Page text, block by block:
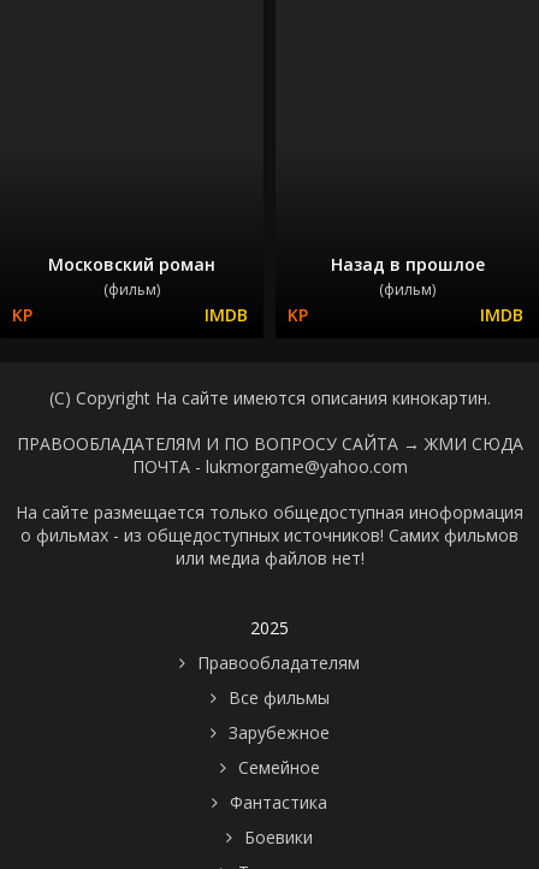
Московский роман
(фильм)
Назад в прошлое
(фильм)
(C) Copyright На сайте имеются описания кинокартин.
ПРАВООБЛАДАТЕЛЯМ И ПО ВОПРОСУ САЙТА → ЖМИ СЮДА
ПОЧТА - lukmorgame@yahoo.com
На сайте размещается только общедоступная иноформация
о фильмах - из общедоступных источников! Самих фильмов
или медиа файлов нет!
2025
Правообладателям
Все фильмы
Зарубежное
Семейное
Фантастика
Боевики